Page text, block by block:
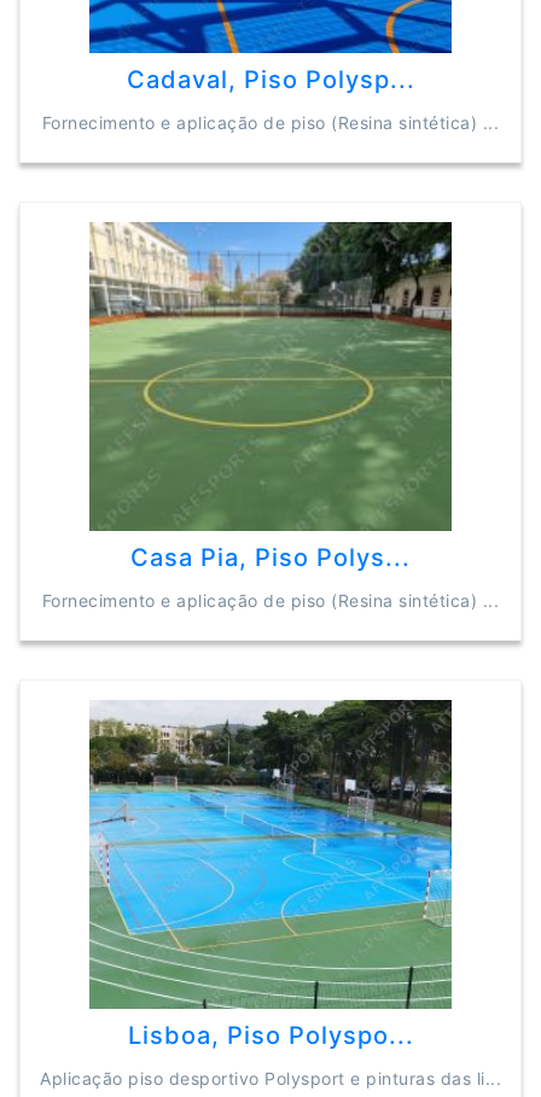
Cadaval, Piso Polysp...
Fornecimento e aplicação de piso (Resina sintética) ...
Casa Pia, Piso Polys...
Fornecimento e aplicação de piso (Resina sintética) ...
Lisboa, Piso Polyspo...
Aplicação piso desportivo Polysport e pinturas das li...